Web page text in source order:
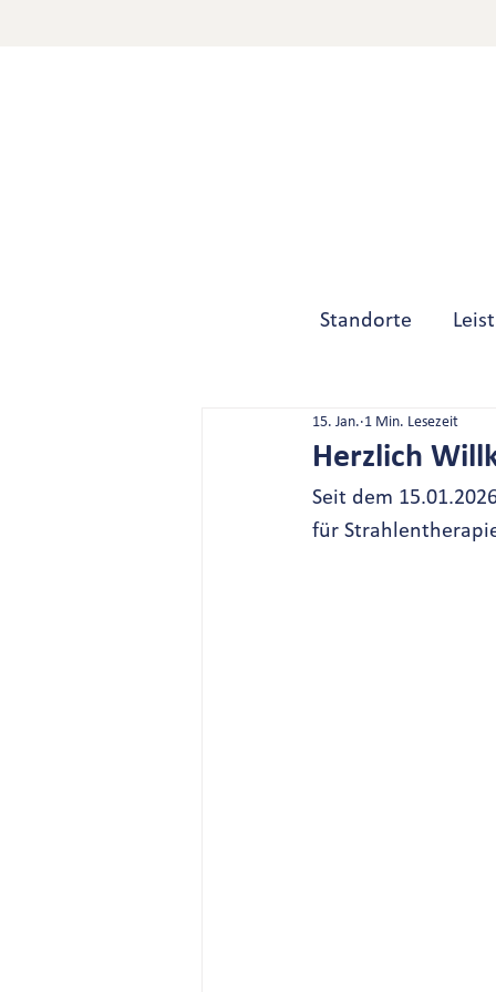
Standorte
Herzlich
15. Jan. 1 Min. Lesezeit
Seit dem
für